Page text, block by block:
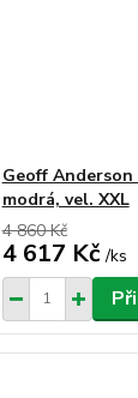
Geoff Anderson
modrá, vel. XXL
4 860 Kč
4 617 Kč /ks